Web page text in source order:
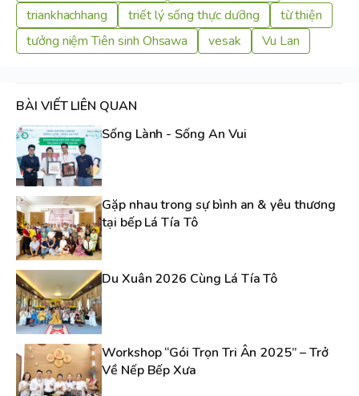
triankhachhang
triết lý sống thực dưỡng
từ thiện
tưởng niệm Tiên sinh Ohsawa
vesak Vu Lan
BÀI VIẾT LIÊN QUAN
Sống Lành - Sống An Vui
Gặp nhau trong sự bình an & yêu thương
tại bếp Lá Tía Tô
Du Xuân 2026 Cùng Lá Tía Tô
Workshop “Gói Trọn Tri Ân 2025” – Trở
Về Nếp Bếp Xưa